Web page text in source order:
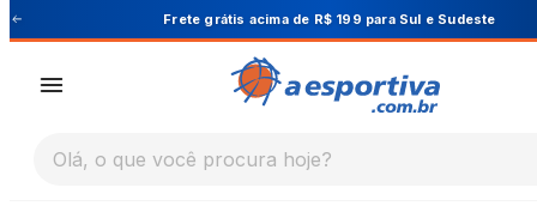
A Esportiva Frete grátis acima de R$ 199 para Sul e Sudeste
Olá, o que você procura hoje?